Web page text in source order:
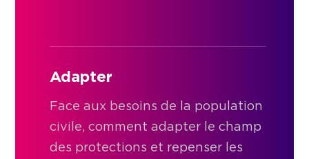
Adapter
Face aux besoins de la population
civile, comment adapter le champ
des protections et repenser les